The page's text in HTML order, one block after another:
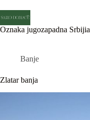
to
content
Oznaka jugozapadna Srbijia
Banje
Zlatar banja